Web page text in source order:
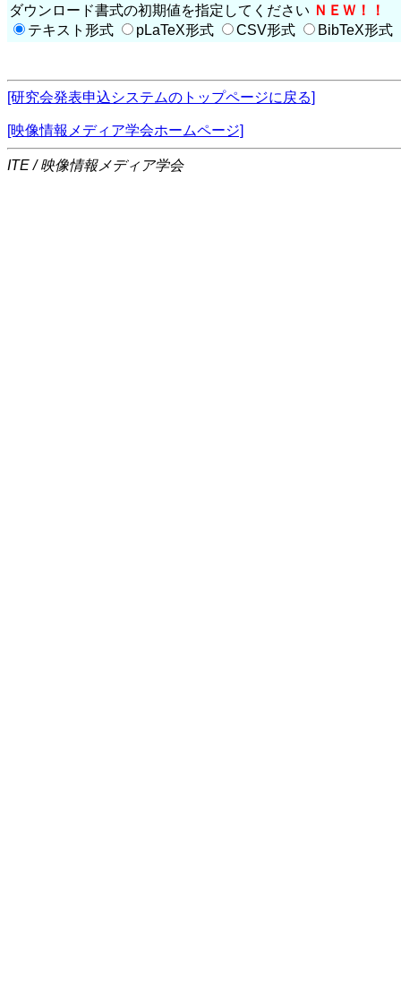
ダウンロード書式の初期値を指定してください ＮＥＷ！！
テキスト形式
pLaTeX形式 CSV形式 BibTeX形式
[研究会発表申込システムのトップページに戻る]
[映像情報メディア学会ホームページ]
ITE / 映像情報メディア学会